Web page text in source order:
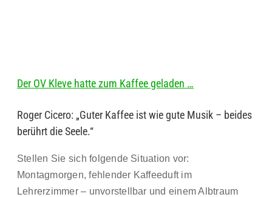
Der OV Kleve hatte zum Kaffee geladen …
Roger Cicero: „Guter Kaffee ist wie gute Musik – beides
berührt die Seele.“
Stellen Sie sich folgende Situation vor:
Montagmorgen, fehlender Kaffeeduft im
Lehrerzimmer – unvorstellbar und einem Albtraum